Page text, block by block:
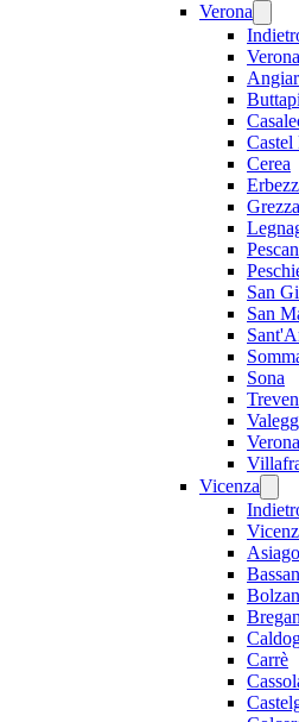
Verona
Verona
Cerea
San
San
Sona
Verona
Vicenza
Asiago
Carrè